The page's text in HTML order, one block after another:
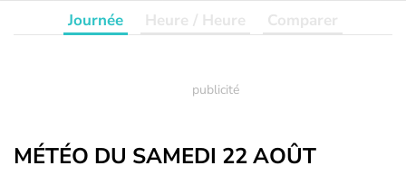
Journée Heure / Heure Comparer
MÉTÉO DU SAMEDI 22 AOÛT